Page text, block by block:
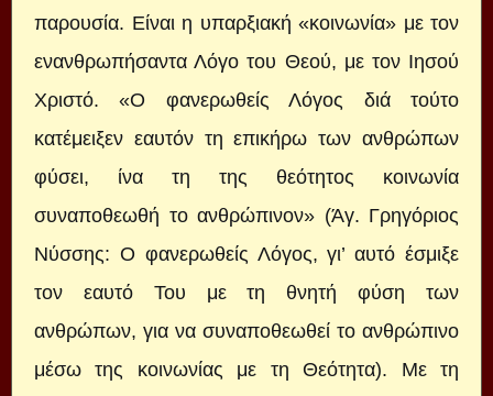
παρουσία. Είναι η υπαρξιακή «κοινωνία» με τον
ενανθρωπήσαντα Λόγο του Θεού, με τον Ιησού
Χριστό. «Ο φανερωθείς Λόγος διά τούτο
κατέμειξεν εαυτόν τη επικήρω των ανθρώπων
φύσει, ίνα τη της θεότητος κοινωνία
συναποθεωθή το ανθρώπινον» (Άγ. Γρηγόριος
Νύσσης: Ο φανερωθείς Λόγος, γι’ αυτό έσμιξε
τον εαυτό Του με τη θνητή φύση των
ανθρώπων, για να συναποθεωθεί το ανθρώπινο
μέσω της κοινωνίας με τη Θεότητα). Με τη